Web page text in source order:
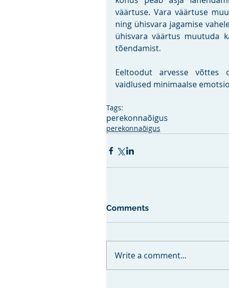
väärtuse. Vara väärtuse
ning ühisvara jagamise
ühisvara väärtus muutuda
tõendamist.
Eeltoodut arvesse võttes
vaidlused minimaalse
Tags:
perekonnaõigus
perekonnaõigus
Comments
Write a comment...